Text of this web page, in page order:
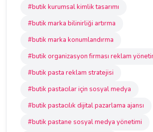
#butik kurumsal kimlik tasarımı
#butik marka bilinirliği artırma
#butik marka konumlandırma
#butik organizasyon firması reklam
#butik pasta reklam stratejisi
#butik pastacılar için sosyal medya
#butik pastacılık dijital pazarlama ajansı
#butik pastane sosyal medya yönetimi